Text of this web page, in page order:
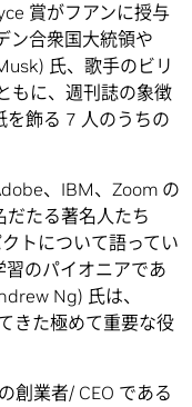
賞がフアンに授与
ン合衆国大統領や
氏、歌手のビリ
もに、週刊誌の象徴
を飾る 7 人のうちの
、IBM、Zoom の
たる著名人たち
トについて語ってい
習のパイオニアであ
Ng) 氏は、
きた極めて重要な役
創業者/ CEO である